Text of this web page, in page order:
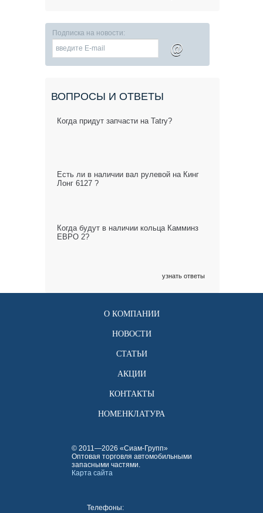
Подписка на новости:
@
ВОПРОСЫ И ОТВЕТЫ
Когда придут запчасти на Tatry?
Есть ли в наличии вал рулевой на Кинг
Лонг 6127 ?
Когда будут в наличии кольца Камминз
ЕВРО 2?
узнать ответы
О КОМПАНИИ
НОВОСТИ
СТАТЬИ
АКЦИИ
КОНТАКТЫ
НОМЕНКЛАТУРА
© 2011—2026 «Сиам-Групп»
Оптовая торговля автомобильными
запасными частями.
Карта сайта
Телефоны: